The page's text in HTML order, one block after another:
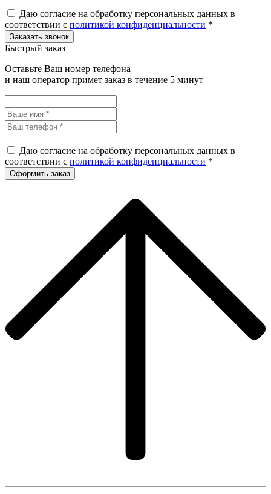
Даю согласие на обработку персональных данных в
соответствии с политикой конфиденциальности *
Быстрый заказ
Оставьте Ваш номер телефона
и наш оператор примет заказ в течение 5 минут
Даю согласие на обработку персональных данных в
соответствии с политикой конфиденциальности *